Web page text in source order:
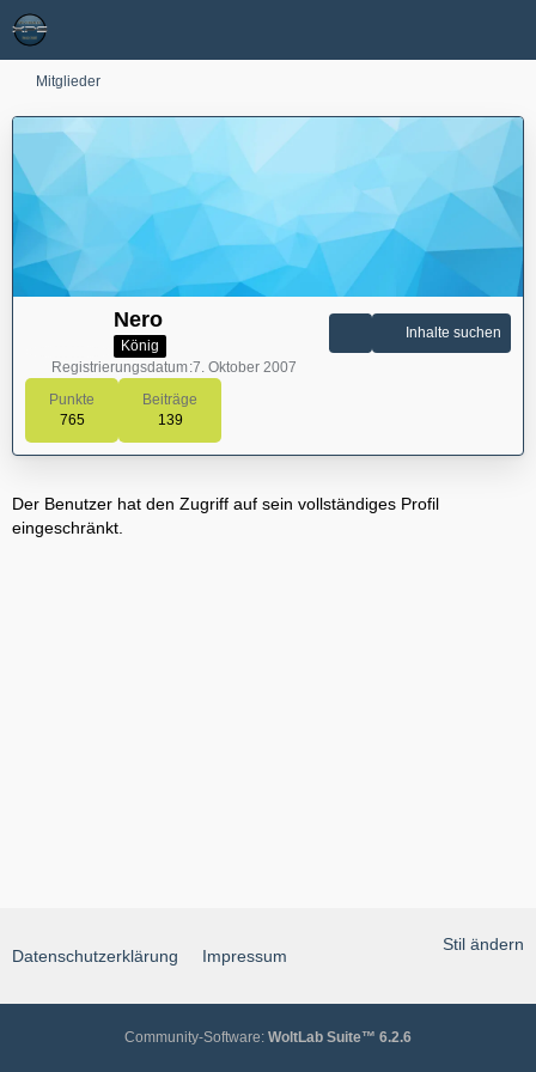
Mitglieder
Nero
König
Punkte
765
Beiträge
139
Inhalte suchen
Registrierungsdatum 7. Oktober 2007
Der Benutzer hat den Zugriff auf sein vollständiges Profil
eingeschränkt.
Stil ändern
Datenschutzerklärung Impressum
Community-Software: WoltLab Suite™ 6.2.6